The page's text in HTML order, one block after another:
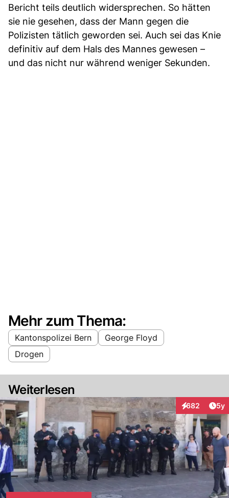
Bericht teils deutlich widersprechen. So hätten
sie nie gesehen, dass der Mann gegen die
Polizisten tätlich geworden sei. Auch sei das Knie
definitiv auf dem Hals des Mannes gewesen –
und das nicht nur während weniger Sekunden.
Mehr zum Thema:
Kantonspolizei Bern
George Floyd
Drogen
Weiterlesen
682
Interaktionen
5y